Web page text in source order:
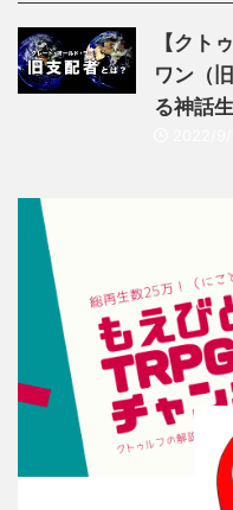
【クト
ワン（
る神話